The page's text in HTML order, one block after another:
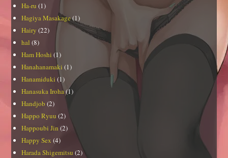
Ha-ru (1)
Hagiya Masakage(1)
Hairy (22)
hal (8)
Ham Hoshi (1)
Hanahanamaki (1)
Hanamiduki (1)
Hanasuka Iroha(1)
Handjob (2)
Happo Ryuu (2)
Happoubi Jin (2)
Happy Sex (4)
Harada Shigemitsu (2)